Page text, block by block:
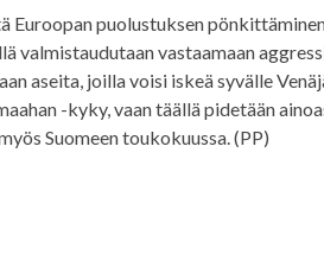
Euroopan puolustuksen
valmistaudutaan vastaamaan
aseita, joilla voisi iskeä syvälle
-kyky, vaan täällä pidetään
Suomeen toukokuussa. (PP)